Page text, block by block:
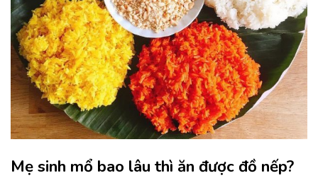
Mẹ sinh mổ bao lâu thì ăn được đồ nếp?